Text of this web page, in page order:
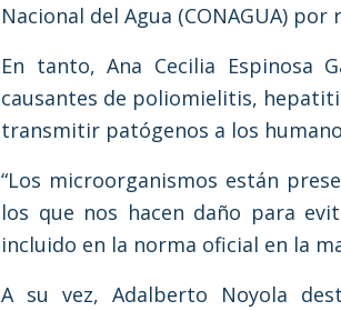
Nacional del Agua (CONAGUA)
En tanto, Ana Cecilia Espinosa
causantes de poliomielitis,
transmitir patógenos a los
“Los microorganismos están
los que nos hacen daño para
incluido en la norma oficial en la
A su vez, Adalberto Noyola